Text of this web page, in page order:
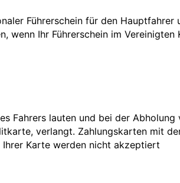
Führerschein für den Hauptfahrer
wenn Ihr Führerschein im Vereinigten
Fahrers lauten und bei der
verlangt. Zahlungskarten mit
Karte werden nicht akzeptiert